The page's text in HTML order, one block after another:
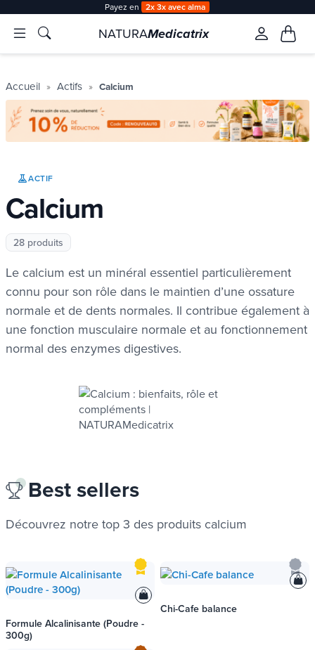
Payez en 2x 3x avec alma
NATURAMedicatrix
Accueil Actifs Calcium
ACTIF
Calcium
28 produits
Le calcium est un minéral essentiel particulièrement
connu pour son rôle dans le maintien d’une ossature
normale et de dents normales. Il contribue également à
une fonction musculaire normale et au fonctionnement
normal des enzymes digestives.
Best sellers
Découvrez notre top 3 des produits calcium
Formule Alcalinisante (Poudre -
300g)
Chi-Cafe balance